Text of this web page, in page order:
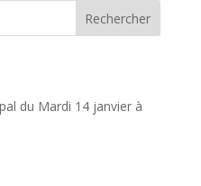
Rechercher
du Mardi 14 janvier à